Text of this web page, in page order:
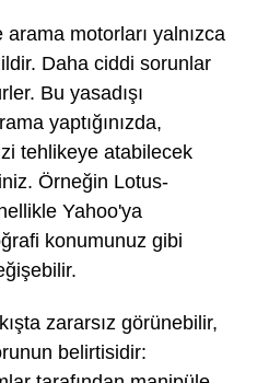
motorları yalnızca
Daha ciddi sorunlar
Bu yasadışı
yaptığınızda,
tehlikeye atabilecek
Örneğin Lotus-
Yahoo'ya
konumunuz gibi
zararsız görünebilir,
belirtisidir: